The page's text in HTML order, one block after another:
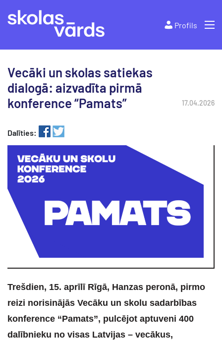
Profils
Vecāki un skolas satiekas
dialogā: aizvadīta pirmā
konference “Pamats”
17.04.2026
Dalīties:
Trešdien, 15. aprīlī Rīgā, Hanzas peronā, pirmo
reizi norisinājās Vecāku un skolu sadarbības
konference “Pamats”, pulcējot aptuveni 400
dalībnieku no visas Latvijas – vecākus,